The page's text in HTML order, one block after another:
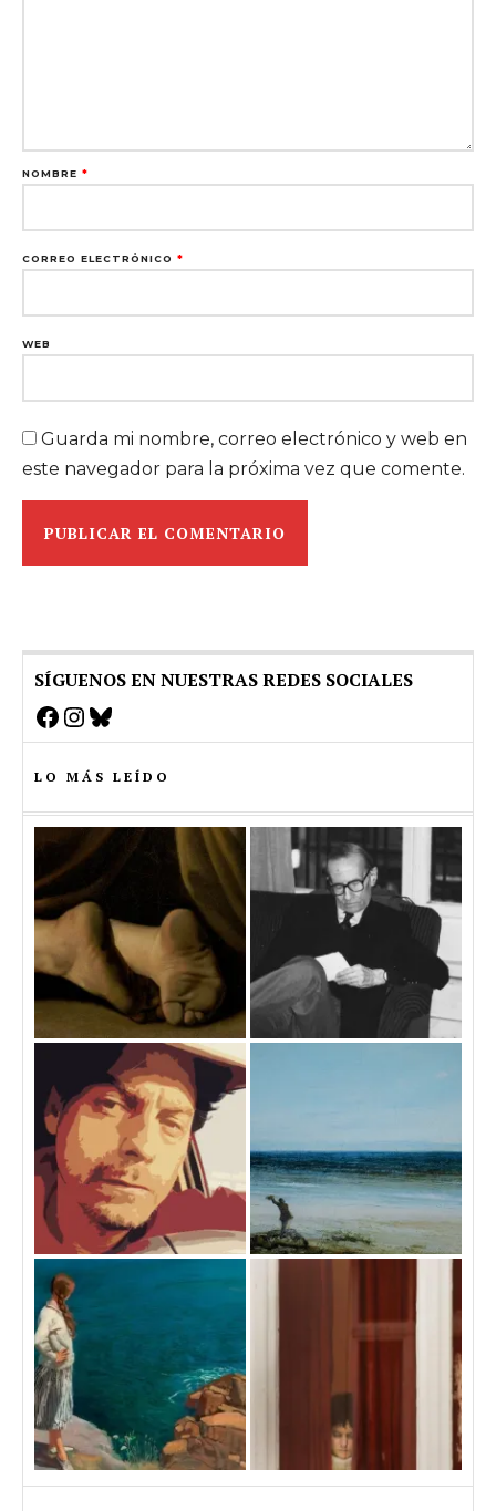
NOMBRE *
CORREO ELECTRÓNICO *
WEB
Guarda mi nombre, correo electrónico y web en
este navegador para la próxima vez que comente.
SÍGUENOS EN NUESTRAS REDES SOCIALES
Facebook
Instagram
Bluesky
LO MÁS LEÍDO